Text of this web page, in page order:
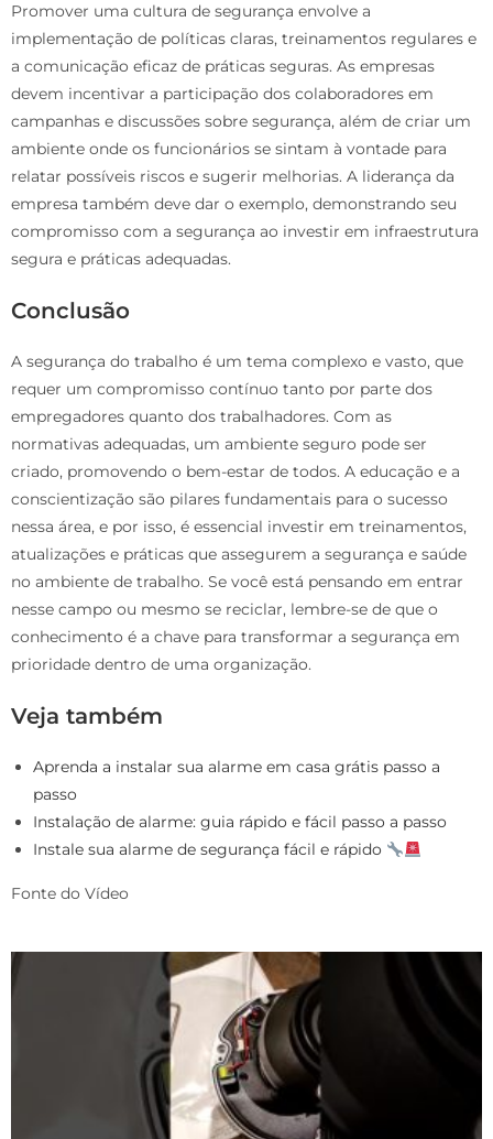
Promover uma cultura de segurança envolve a
implementação de políticas claras, treinamentos regulares e
a comunicação eficaz de práticas seguras. As empresas
devem incentivar a participação dos colaboradores em
campanhas e discussões sobre segurança, além de criar um
ambiente onde os funcionários se sintam à vontade para
relatar possíveis riscos e sugerir melhorias. A liderança da
empresa também deve dar o exemplo, demonstrando seu
compromisso com a segurança ao investir em infraestrutura
segura e práticas adequadas.
Conclusão
A segurança do trabalho é um tema complexo e vasto, que
requer um compromisso contínuo tanto por parte dos
empregadores quanto dos trabalhadores. Com as
normativas adequadas, um ambiente seguro pode ser
criado, promovendo o bem-estar de todos. A educação e a
conscientização são pilares fundamentais para o sucesso
nessa área, e por isso, é essencial investir em treinamentos,
atualizações e práticas que assegurem a segurança e saúde
no ambiente de trabalho. Se você está pensando em entrar
nesse campo ou mesmo se reciclar, lembre-se de que o
conhecimento é a chave para transformar a segurança em
prioridade dentro de uma organização.
Veja também
Aprenda a instalar sua alarme em casa grátis passo a
passo
Instalação de alarme: guia rápido e fácil passo a passo
Instale sua alarme de segurança fácil e rápido
Fonte do Vídeo